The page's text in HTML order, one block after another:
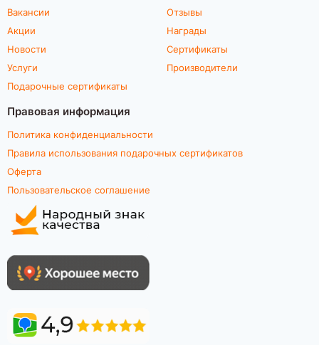
Вакансии
Акции
Новости
Услуги
Подарочные сертификаты
Отзывы
Награды
Сертификаты
Производители
Правовая информация
Политика конфиденциальности
Правила использования подарочных сертификатов
Оферта
Пользовательское соглашение